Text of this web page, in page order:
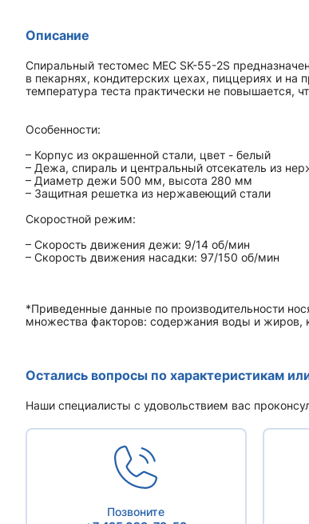
Описание
Спиральный тестомес MEC SK-55-2S
в пекарнях, кондитерских цехах, пиццериях и на
температура теста практически не повышается,
Особенности:
– Корпус из окрашенной стали, цвет - белый
– Дежа, спираль и центральный отсекатель из
– Диаметр дежи 500 мм, высота 280 мм
– Защитная решетка из нержавеющий стали
Скоростной режим:
– Скорость движения дежи: 9/14 об/мин
– Скорость движения насадки: 97/150 об/мин
*Приведенные данные по производительности
множества факторов: содержания воды и жиров,
Остались вопросы по характеристикам
Наши специалисты с удовольствием вас
Позвоните